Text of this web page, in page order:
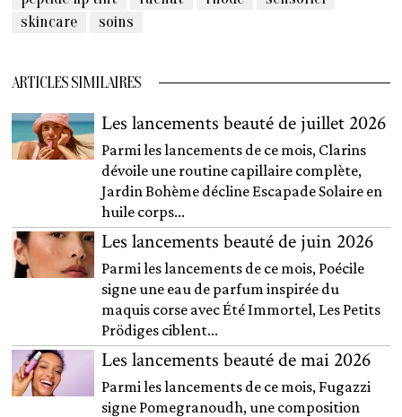
skincare
soins
ARTICLES SIMILAIRES
Les lancements beauté de juillet 2026
Parmi les lancements de ce mois, Clarins
dévoile une routine capillaire complète,
Jardin Bohème décline Escapade Solaire en
huile corps...
Les lancements beauté de juin 2026
Parmi les lancements de ce mois, Poécile
signe une eau de parfum inspirée du
maquis corse avec Été Immortel, Les Petits
Prödiges ciblent...
Les lancements beauté de mai 2026
Parmi les lancements de ce mois, Fugazzi
signe Pomegranoudh, une composition